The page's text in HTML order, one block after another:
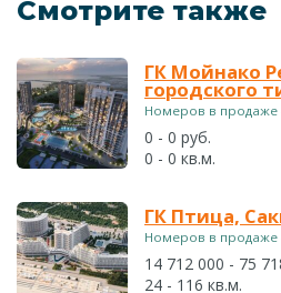
Смотрите также
ГК Мойнако
городского
Номеров в продаже
0 - 0 руб.
0 - 0 кв.м.
ГК Птица,
Номеров в продаже
14 712 000 - 75
24 - 116 кв.м.